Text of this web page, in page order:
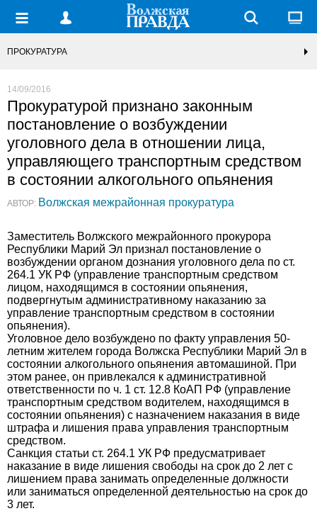
ПРОКУРАТУРА
14/09/2016
Прокуратурой признано законным
постановление о возбуждении
уголовного дела в отношении лица,
управляющего транспортным средством
в состоянии алкогольного опьянения
АВТОР: Волжская межрайонная прокуратура
Заместитель Волжского межрайонного прокурора
Республики Марий Эл признал постановление о
возбуждении органом дознания уголовного дела по ст.
264.1 УК РФ (управление транспортным средством
лицом, находящимся в состоянии опьянения,
подвергнутым административному наказанию за
управление транспортным средством в состоянии
опьянения).
Уголовное дело возбуждено по факту управления 50-
летним жителем города Волжска Республики Марий Эл в
состоянии алкогольного опьянения автомашиной. При
этом ранее, он привлекался к административной
ответственности по ч. 1 ст. 12.8 КоАП РФ (управление
транспортным средством водителем, находящимся в
состоянии опьянения) с назначением наказания в виде
штрафа и лишения права управления транспортным
средством.
Санкция статьи ст. 264.1 УК РФ предусматривает
наказание в виде лишения свободы на срок до 2 лет с
лишением права занимать определенные должности
или заниматься определенной деятельностью на срок до
3 лет.